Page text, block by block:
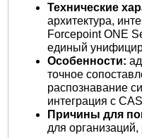
Технические
архитектура,
Forcepoint ONE
единый
Особенности:
точное
распознавание
интеграция с
Причины для
для